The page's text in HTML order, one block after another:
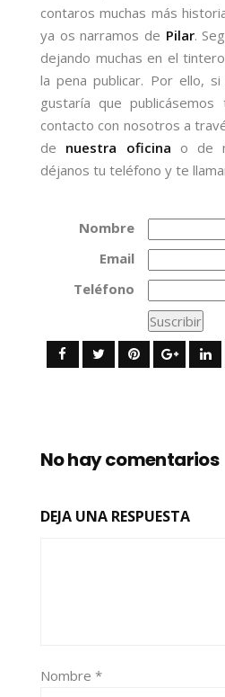
contaros muchas más
ya os narramos de Pilar.
dejando muchas en el
la pena publicar. Por ello,
gustaría que
contacto con nosotros a
de nuestra oficina o de
déjanos tu teléfono y te
Nombre
Email
Teléfono
No hay comentarios
DEJA UNA RESPUESTA
Nombre *